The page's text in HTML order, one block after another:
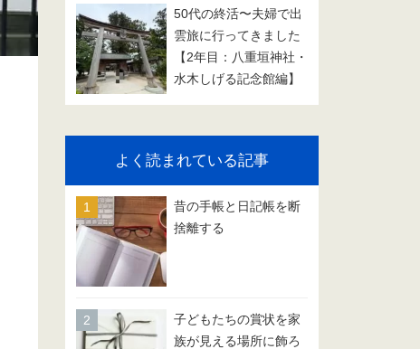
50代の終活〜夫婦で出
雲旅に行ってきました
【2年目：八重垣神社・
水木しげる記念館編】
よく読まれている記事
昔の手帳と日記帳を断
捨離する
子どもたちの賞状を家
族が見える場所に飾ろ